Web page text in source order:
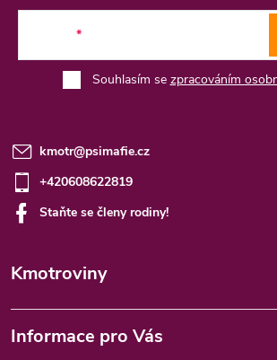
Souhlasím se zpracováním
kmotr@psimafie.cz
+420608622819
Staňte se členy rodiny!
Kmotroviny
Informace pro Vás